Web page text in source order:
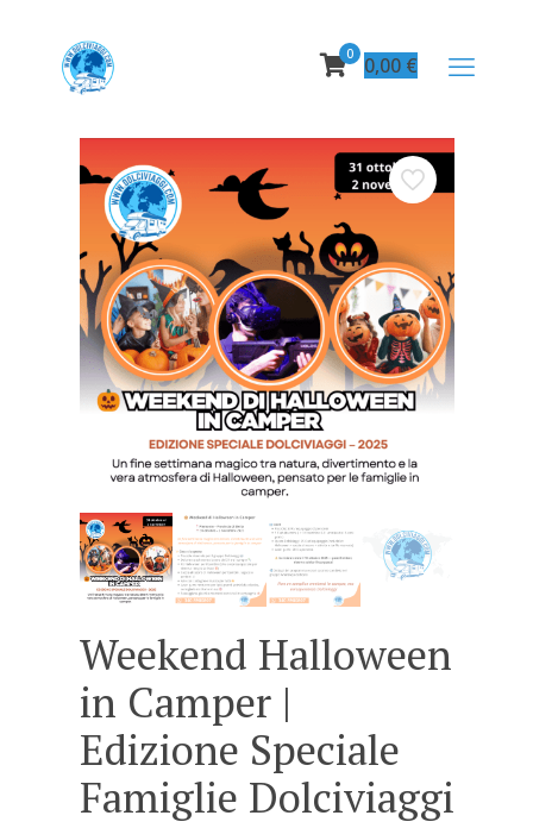
0 0,00 €
Weekend Halloween
in Camper |
Edizione Speciale
Famiglie Dolciviaggi